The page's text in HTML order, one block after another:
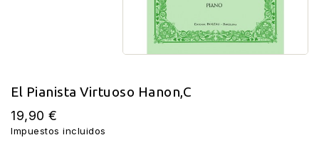
El Pianista Virtuoso Hanon,C
19,90 €
Impuestos incluidos